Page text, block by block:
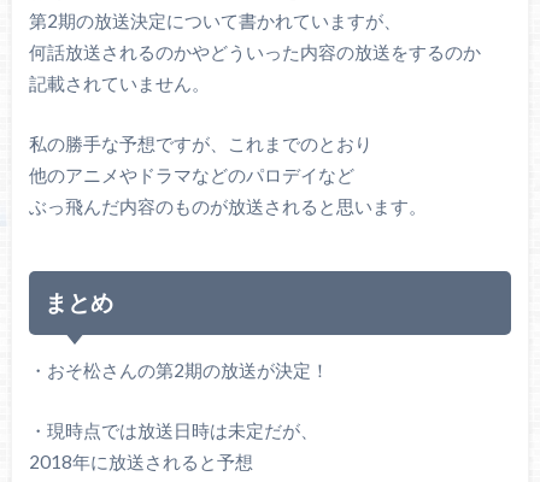
第2期の放送決定について書かれていますが、
何話放送されるのかやどういった内容の放送をするのか
記載されていません。
私の勝手な予想ですが、これまでのとおり
他のアニメやドラマなどのパロデイなど
ぶっ飛んだ内容のものが放送されると思います。
まとめ
・おそ松さんの第2期の放送が決定！
・現時点では放送日時は未定だが、
2018年に放送されると予想